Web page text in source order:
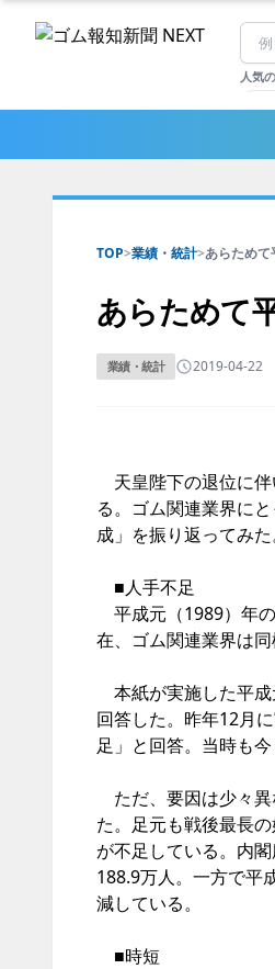
人気
TOP>業績・統計>あらためて
あらためて
業績・統計 2019-04-22
天皇陛下の退位に伴
る。ゴム関連業界に
成」を振り返ってみた
■人手不足
平成元（1989）年
在、ゴム関連業界は同
本紙が実施した平成
回答した。昨年12月
足」と回答。当時も
ただ、要因は少々異
た。足元も戦後最長
が不足している。内
188.9万人。一方で平
減している。
■時短